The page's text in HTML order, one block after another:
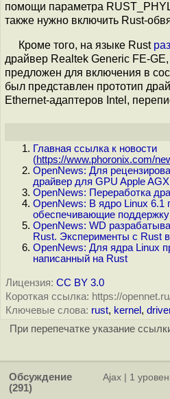
помощи параметра
также нужно включить Rust-
Кроме того, на языке Rust
драйвер Realtek Generic FE-
предложен для включения в
был представлен прототип
Ethernet-адаптеров Intel,
Главная ссылка к новости
(https://www.phoronix.com/
OpenNews: Для
драйвер для GPU Apple
OpenNews: Переработка
OpenNews: В ядро Linux 6.1
обеспечивающие
OpenNews: WD
Rust. Эксперименты с Rust
OpenNews: Для ядра Linux
написанный на Rust
Лицензия: CC BY 3.0
Короткая ссылка: https://
Ключевые слова: rust, kernel ,
При перепечатке указание
Обсуждение
(291)
Ajax 1